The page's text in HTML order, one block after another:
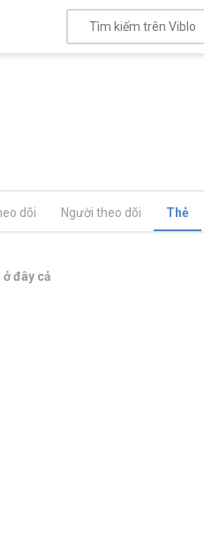
dõi Người theo dõi Thẻ
ở đây cả